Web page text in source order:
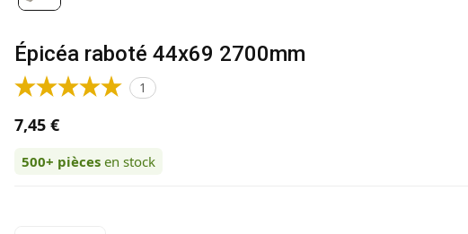
Épicéa raboté 44x69 2700mm
1
7,45 €
500+ pièces en stock